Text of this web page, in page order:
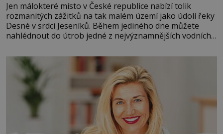
Jen málokteré místo v České republice nabízí tolik
rozmanitých zážitků na tak malém území jako údolí řeky
Desné v srdci Jeseníků. Během jediného dne můžete
nahlédnout do útrob jedné z nejvýznamnějších vodních
se na koloběžce a den zakončit poznáváním památek ve
Velkých Losinách nebo v termálním